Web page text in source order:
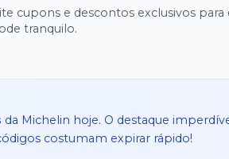
cupons e descontos exclusivos para
tranquilo.
da Michelin hoje. O destaque
costumam expirar rápido!